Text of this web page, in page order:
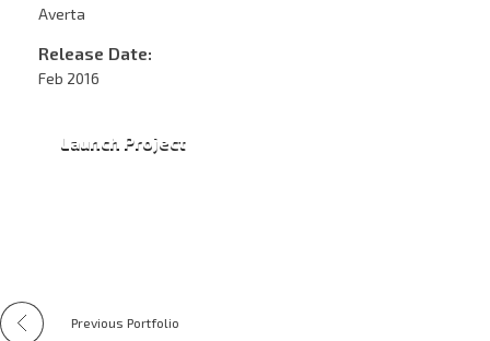
Averta
Release Date:
Feb 2016
Launch Project
Previous Portfolio